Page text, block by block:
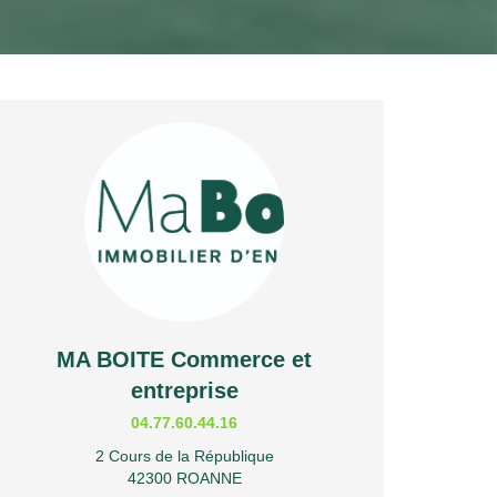
MA BOITE Commerce et
entreprise
04.77.60.44.16
2 Cours de la République
42300 ROANNE